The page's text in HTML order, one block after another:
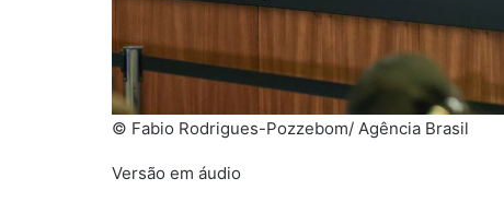
© Fabio Rodrigues-Pozzebom/ Agência Brasil
Versão em áudio